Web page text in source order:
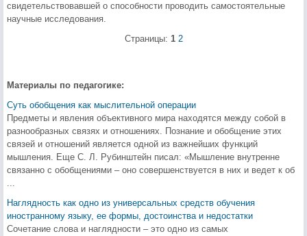
свидетельствовавшей о способности проводить самостоятельные
научные исследования.
Страницы: 1 2
Материалы по педагогике:
Суть обобщения как мыслительной операции
Предметы и явления объективного мира находятся между собой в
разнообразных связях и отношениях. Познание и обобщение этих
связей и отношений является одной из важнейших функций
мышления. Еще С. Л. Рубинштейн писал: «Мышление внутренне
связанно с обобщениями – оно совершенствуется в них и ведет к об
...
Наглядность как одно из универсальных средств обучения
иностранному языку, ее формы, достоинства и недостатки
Сочетание слова и наглядности – это одно из самых